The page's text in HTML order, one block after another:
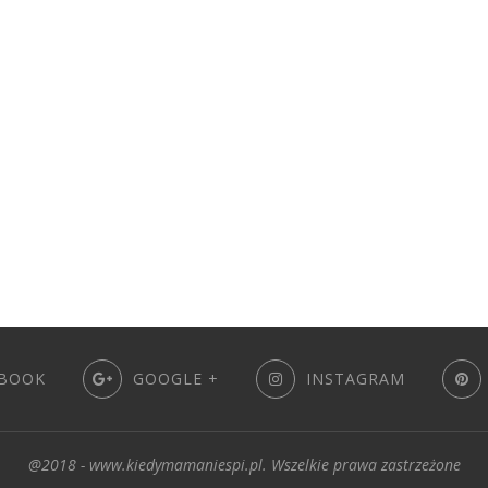
GOOGLE + INSTAGRAM
@2018 - www.kiedymamaniespi.pl. Wszelkie prawa zastrzeżone